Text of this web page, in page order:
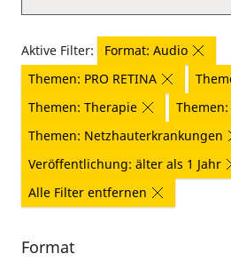
Aktive Filter:
Format: Audio
Themen: PRO RETINA
Themen: Therapie
Themen: Netzhauterkrankungen
Veröffentlichung: älter als 1 Jahr
Alle Filter entfernen
Format